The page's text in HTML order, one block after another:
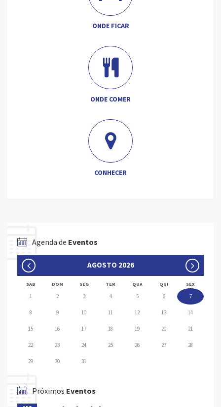
ONDE FICAR
ONDE COMER
CONHECER
Agenda de Eventos
AGOSTO 2026
SAB DOM SEG TER QUA QUI SEX
1 2 3 4 5 6 7
8 9 10 11 12 13 14
15 16 17 18 19 20 21
22 23 24 25 26 27 28
29 30 31
Próximos Eventos